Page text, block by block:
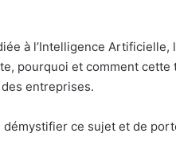
à l’Intelligence Artificielle,
pourquoi et comment
entreprises.
démystifier ce sujet et de